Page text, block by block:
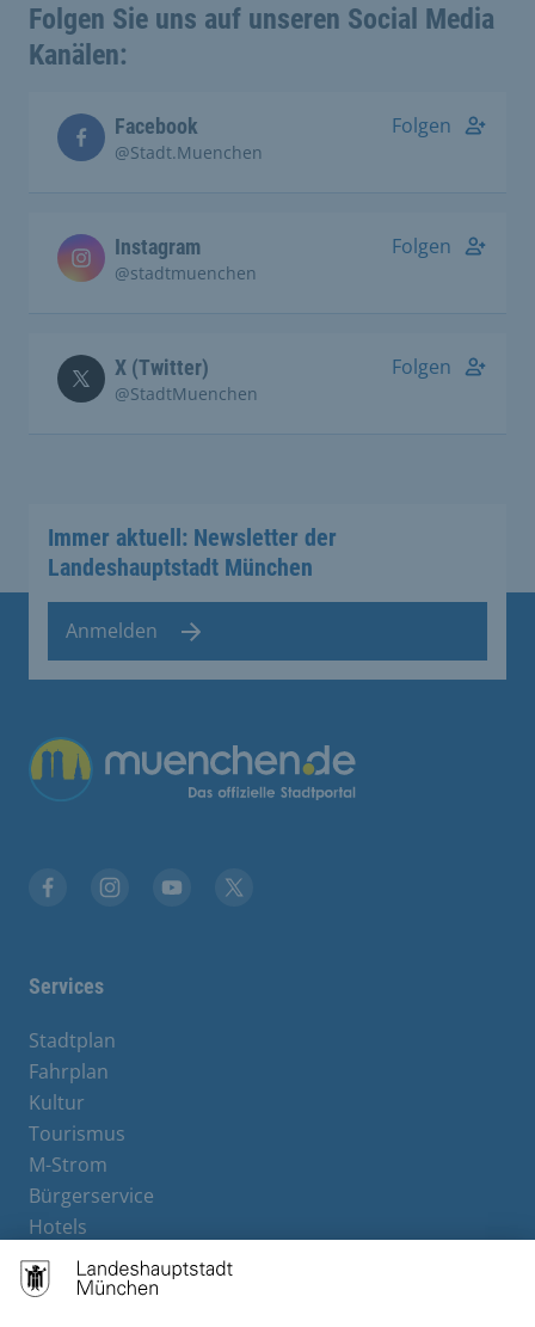
Folgen Sie uns auf unseren Social Media
Kanälen:
Facebook
@Stadt.Muenchen
Folgen
Instagram
@stadtmuenchen
Folgen
X (Twitter)
@StadtMuenchen
Folgen
Immer aktuell: Newsletter der
Landeshauptstadt München
Anmelden
Übergreifende Links
Services
Stadtplan
Fahrplan
Kultur
Tourismus
M-Strom
Bürgerservice
Hotels